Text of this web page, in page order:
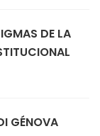
DE LA
GÉNOVA